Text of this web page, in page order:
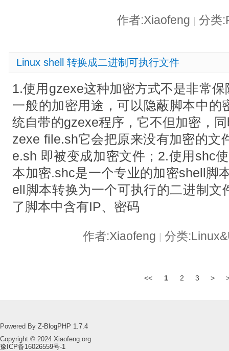
作者:Xiaofeng 分类
Linux shell 转换成二进制可执行文件
1.使用gzexe这种加密方式不是非常
一般的加密用途，可以隐蔽脚本中的
统自带的gzexe程序，它不但加密，
zexe file.sh它会把原来没有加密的文
e.sh 即被变成加密文件；2.使用shc
本加密.shc是一个专业的加密shell脚
ell脚本转换为一个可执行的二进制文
了脚本中含有IP、密码
作者:Xiaofeng 分类
<< 1 2 3 >
Powered By Z-BlogPHP 1.7.4
Copyright © 2024 Xiaofeng.org
豫ICP备16026559号-1